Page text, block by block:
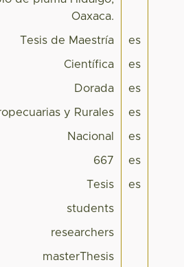
Oaxaca.
Tesis de Maestría es
Científica es
Dorada es
y Rurales es
Nacional es
667 es
Tesis es
students
researchers
masterThesis